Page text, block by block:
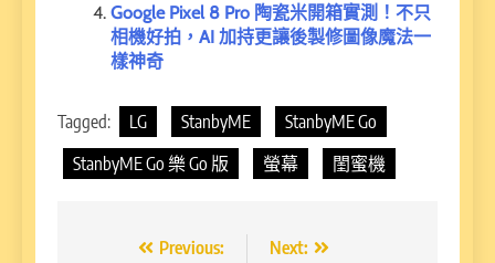
Google Pixel 8 Pro 陶瓷米開箱實測！不只
相機好拍，AI 加持更讓後製修圖像魔法一
樣神奇
Tagged: LG StanbyME
StanbyME Go
StanbyME Go 樂 Go 版
螢幕 閨蜜機
Previous:
Next: